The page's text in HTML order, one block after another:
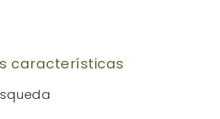
características